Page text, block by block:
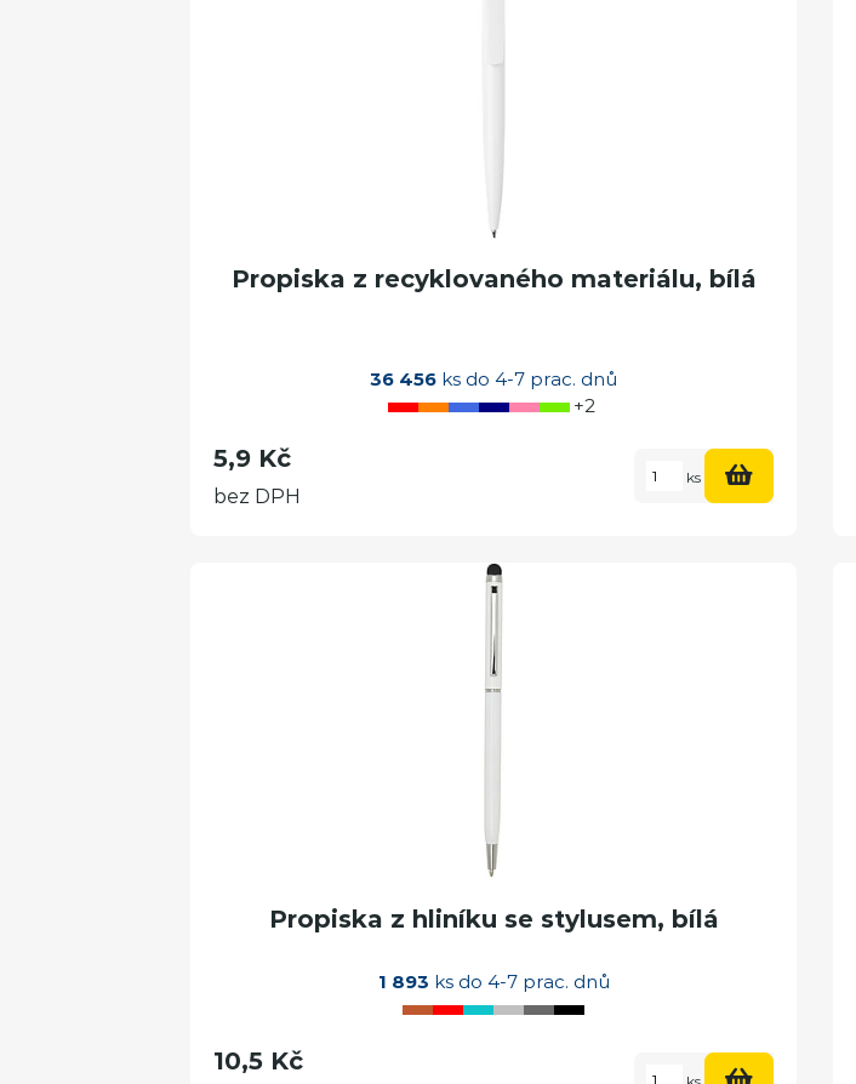
Propiska z recyklovaného materiálu, bílá
36 456 ks do 4-7 prac. dnů
5,9 Kč
bez DPH
ks
+2
Propiska z hliníku se stylusem, bílá
1 893 ks do 4-7 prac. dnů
10,5 Kč